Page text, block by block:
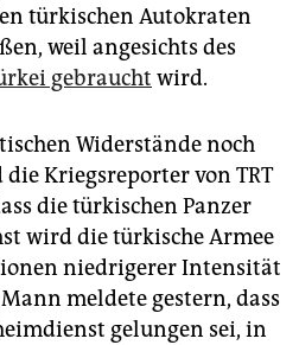
türkischen Autokraten
weil angesichts des
gebraucht wird.
Widerstände noch
Kriegsreporter von TRT
die türkischen Panzer
wird die türkische Armee
niedrigerer Intensität
meldete gestern, dass
gelungen sei, in